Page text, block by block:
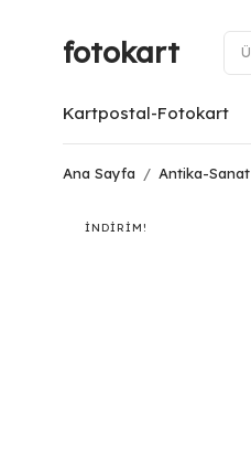
fotokart
Kartpostal-Fotokart
Ana Sayfa / Antika-Sanat
İNDIRIM!